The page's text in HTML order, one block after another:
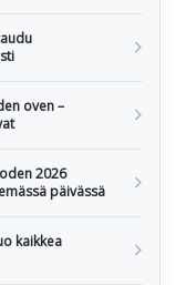
oven –
2026
päivässä
kaikkea